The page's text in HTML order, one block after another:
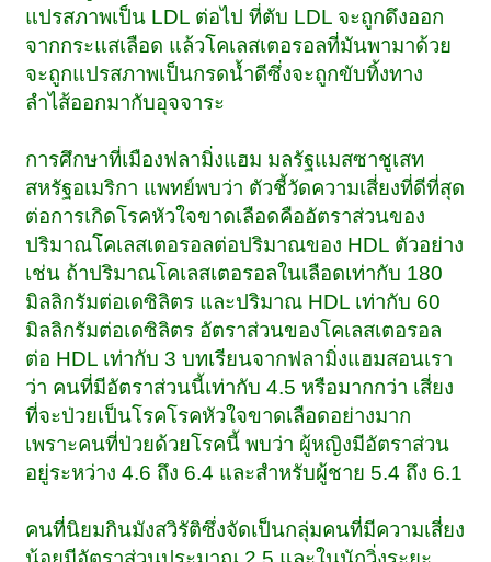
แปรสภาพเป็น LDL ต่อไป ที่ตับ LDL จะถูกดึงออก
จากกระแสเลือด แล้วโคเลสเตอรอลที่มันพามาด้วย
จะถูกแปรสภาพเป็นกรดน้ำดีซึ่งจะถูกขับทิ้งทาง
ลำไส้ออกมากับอุจจาระ
การศึกษาที่เมืองฟลามิ่งแฮม มลรัฐแมสซาชูเสท
สหรัฐอเมริกา แพทย์พบว่า ตัวชี้วัดความเสี่ยงที่ดีที่สุด
ต่อการเกิดโรคหัวใจขาดเลือดคืออัตราส่วนของ
ปริมาณโคเลสเตอรอลต่อปริมาณของ HDL ตัวอย่าง
เช่น ถ้าปริมาณโคเลสเตอรอลในเลือดเท่ากับ 180
มิลลิกรัมต่อเดซิลิตร และปริมาณ HDL เท่ากับ 60
มิลลิกรัมต่อเดซิลิตร อัตราส่วนของโคเลสเตอรอล
ต่อ HDL เท่ากับ 3 บทเรียนจากฟลามิ่งแฮมสอนเรา
ว่า คนที่มีอัตราส่วนนี้เท่ากับ 4.5 หรือมากกว่า เสี่ยง
ที่จะป่วยเป็นโรคโรคหัวใจขาดเลือดอย่างมาก
เพราะคนที่ป่วยด้วยโรคนี้ พบว่า ผู้หญิงมีอัตราส่วน
อยู่ระหว่าง 4.6 ถึง 6.4 และสำหรับผู้ชาย 5.4 ถึง 6.1
คนที่นิยมกินมังสวิรัติซึ่งจัดเป็นกลุ่มคนที่มีความเสี่ยง